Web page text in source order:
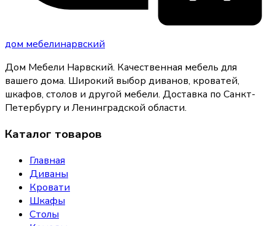
дом мебелинарвский
Дом Мебели Нарвский. Качественная мебель для
вашего дома. Широкий выбор диванов, кроватей,
шкафов, столов и другой мебели. Доставка по Санкт-
Петербургу и Ленинградской области.
Каталог товаров
Главная
Диваны
Кровати
Шкафы
Столы